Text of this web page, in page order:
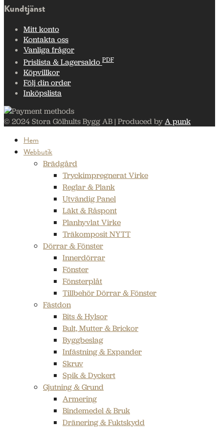
Kundtjänst
Mitt konto
Kontakta oss
Vanliga frågor
Prislista & Lagersaldo PDF
Köpvillkor
Följ din order
Inköpslista
© 2024 Stora Gölhults Bygg AB | Produced byA punk
Hem
Webbutik
Brädgård
Tryckimpregnerat Virke
Reglar & Plank
Utvändig Panel
Läkt & Råspont
Planhyvlat Virke
Träkomposit NYTT
Dörrar & Fönster
Innerdörrar
Fönster
Fönsterplåt
Tillbehör Dörrar & Fönster
Fästdon
Bits & Hylsor
Bult, Mutter & Brickor
Byggbeslag
Infästning & Expander
Skruv
Spik & Dyckert
Gjutning & Grund
Armering
Bindemedel & Bruk
Dränering & Fuktskydd